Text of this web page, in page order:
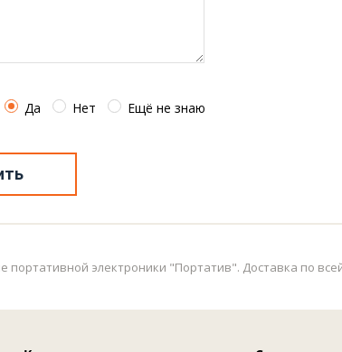
Да Нет Ещё не знаю
электроники "Портатив". Доставка по